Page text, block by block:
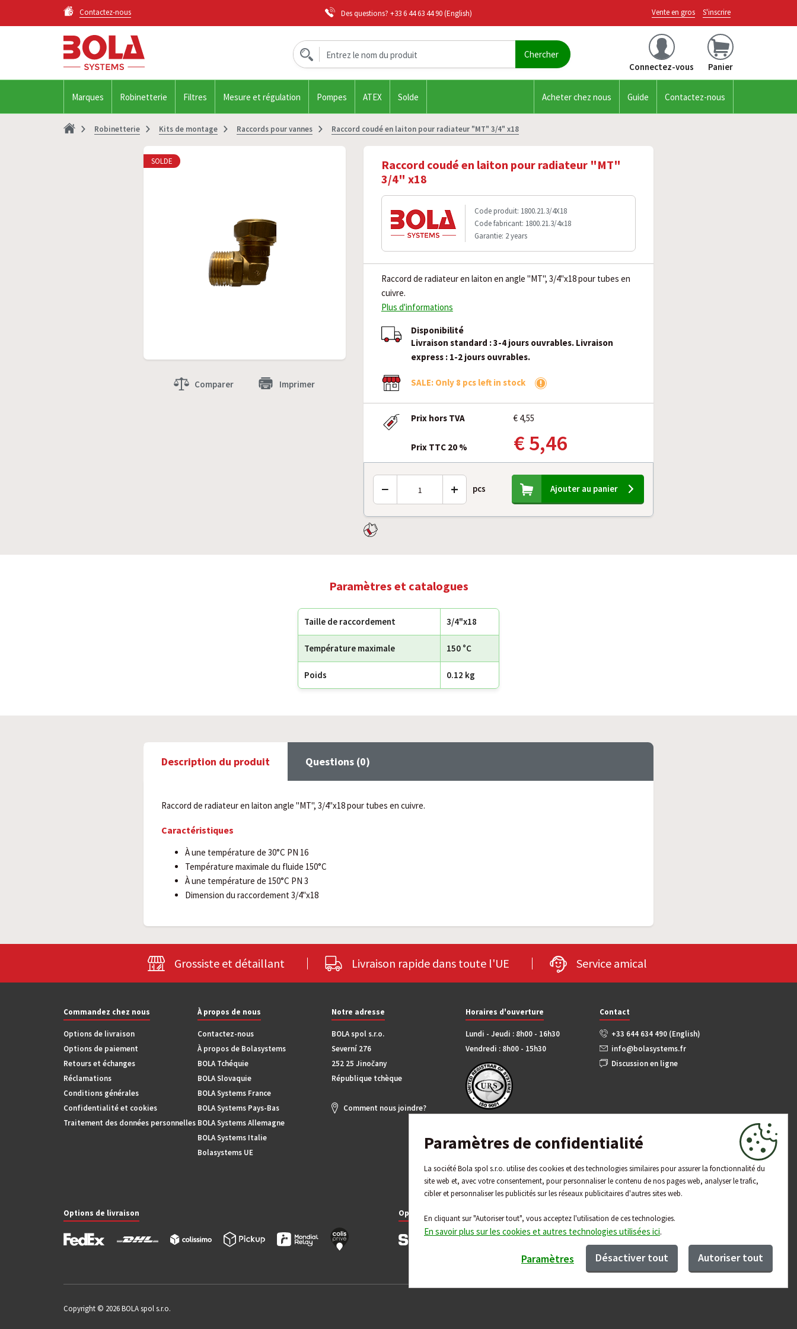
Paramètres de confidentialité
La société Bola spol s.r.o. utilise des cookies et des technologies similaires pour assurer la fonctionnalité du
site web et, avec votre consentement, pour personnaliser le contenu de nos pages web, analyser le trafic,
cibler et personnaliser les publicités sur les réseaux publicitaires d'autres sites web.
En cliquant sur "Autoriser tout", vous acceptez l'utilisation de ces technologies.
En savoir plus sur les cookies et autres technologies utilisées ici.
Paramètres Désactiver tout Autoriser tout
Contactez-nous Des questions? +33 6 44 63 44 90(English) Vente en gros S'inscrire
Connectez-vous Panier
Marques Robinetterie Filtres Mesure et régulation Pompes ATEX Solde Acheter chez nous Guide Contactez-nous
Robinetterie Kits de montage Raccords pour vannes Raccord coudé en laiton pour radiateur "MT" 3/4" x18
SOLDE
Comparer Imprimer
Raccord coudé en laiton pour radiateur "MT"
3/4" x18
Code produit: 1800.21.3/4X18
Code fabricant: 1800.21.3/4x18
Garantie: 2 years
Raccord de radiateur en laiton en angle "MT", 3/4"x18 pour tubes en
cuivre.
Plus d'informations
Disponibilité
Livraison standard : 3-4 jours ouvrables. Livraison
express : 1-2 jours ouvrables.
SALE: Only 8 pcs left in stock
Prix hors TVA € 4,55
Prix TTC 20 % € 5,46
pcs
− + Ajouter au panier
Paramètres et catalogues
Taille de raccordement 3/4"x18
Température maximale 150 °C
Poids 0.12 kg
Description du produit Questions (0)
Raccord de radiateur en laiton angle "MT", 3/4"x18 pour tubes en cuivre.
Caractéristiques
À une température de 30°C PN 16
Température maximale du fluide 150°C
À une température de 150°C PN 3
Dimension du raccordement 3/4"x18
Grossiste et détaillant Livraison rapide dans toute l'UE Service amical
Commandez chez nous
Options de livraison
Options de paiement
Retours et échanges
Réclamations
Conditions générales
Confidentialité et cookies
Traitement des données personnelles
À propos de nous
Contactez-nous
À propos de Bolasystems
BOLA Tchéquie
BOLA Slovaquie
BOLA Systems France
BOLA Systems Pays-Bas
BOLA Systems Allemagne
BOLA Systems Italie
Bolasystems UE
Notre adresse
BOLA spol s.r.o.
Severní 276
252 25 Jinočany
République tchèque
Comment nous joindre?
Horaires d'ouverture
Lundi - Jeudi : 8h00 - 16h30
Vendredi : 8h00 - 15h30
Contact
+33 644 634 490 (English)
info@bolasystems.fr
Discussion en ligne
Options de livraison Options de paiement
Copyright © 2026 BOLA spol s.r.o.